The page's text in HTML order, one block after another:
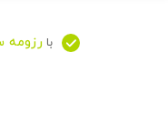
با رزومه